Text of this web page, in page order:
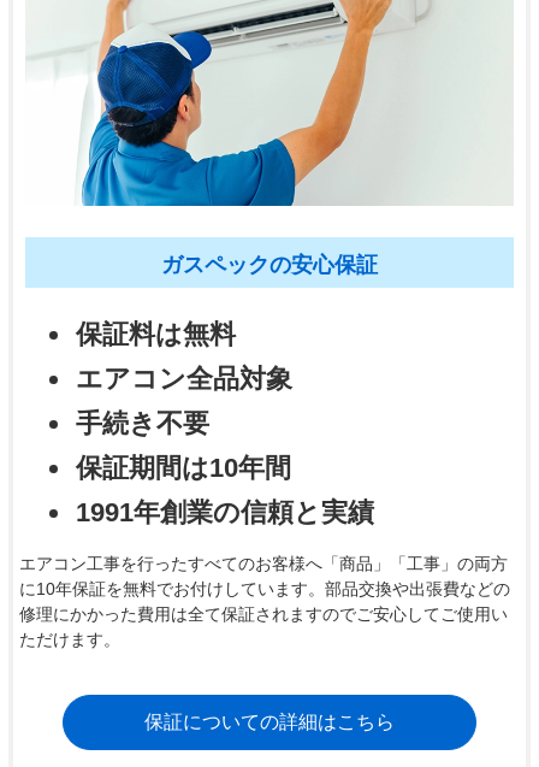
ガスペックの安心保証
保証料は無料
エアコン全品対象
手続き不要
保証期間は10年間
1991年創業の信頼と実績
エアコン工事を行ったすべてのお客様へ「商品」「工事」の両方
に10年保証を無料でお付けしています。部品交換や出張費などの
修理にかかった費用は全て保証されますのでご安心してご使用い
ただけます。
保証についての詳細はこちら